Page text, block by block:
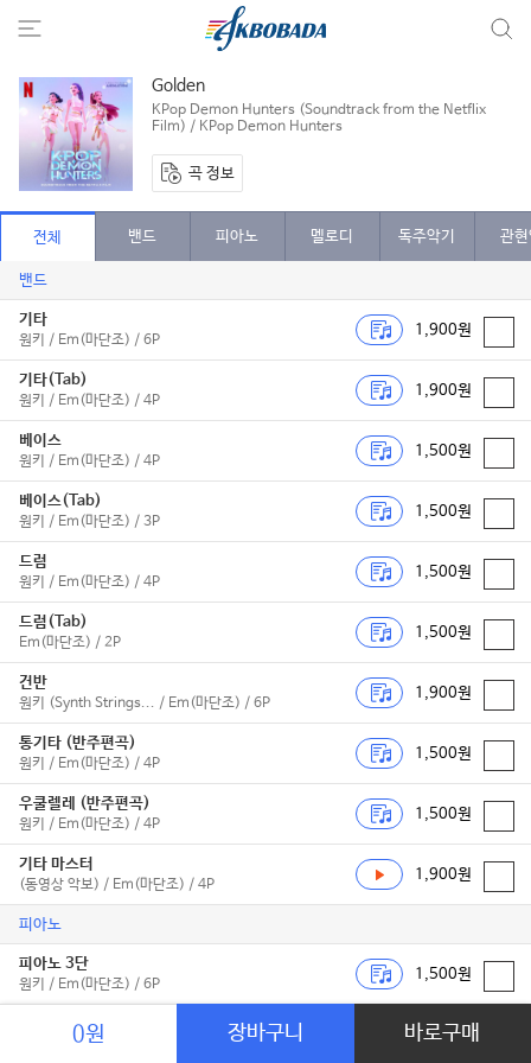
Golden
KPop Demon Hunters (Soundtrack from the Netflix
Film) / KPop Demon Hunters
곡 정보
전체 밴드 피아노 멜로디 독주악기 관
밴드
기타
원키 / Em(마단조) / 6P
1,900원
기타(Tab)
원키 / Em(마단조) / 4P
1,900원
베이스
원키 / Em(마단조) / 4P
1,500원
베이스(Tab)
원키 / Em(마단조) / 3P
1,500원
드럼
원키 / Em(마단조) / 4P
1,500원
드럼(Tab)
Em(마단조) / 2P
1,500원
건반
원키 (Synth Strings... / Em(마단조) / 6P
1,900원
통기타 (반주편곡)
원키 / Em(마단조) / 4P
1,500원
우쿨렐레 (반주편곡)
원키 / Em(마단조) / 4P
1,500원
기타 마스터
(동영상 악보) / Em(마단조) / 4P
1,900원
피아노
피아노 3단
원키 / Em(마단조) / 6P
1,500원
피아노3단-쉬워요
Em(마단조) / 5P
1,500원
0원 장바구니 바로구매